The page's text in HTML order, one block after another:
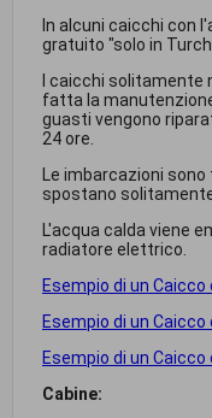
In alcuni caicchi con
gratuito "solo in
I caicchi solitamente
fatta la
guasti vengono
24 ore.
Le imbarcazioni
spostano
L'acqua calda viene
radiatore elettrico.
Esempio di un
Esempio di un
Esempio di un
Cabine: